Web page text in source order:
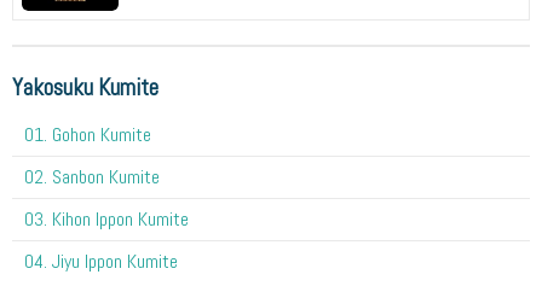
Yakosuku Kumite
01. Gohon Kumite
02. Sanbon Kumite
03. Kihon Ippon Kumite
04. Jiyu Ippon Kumite